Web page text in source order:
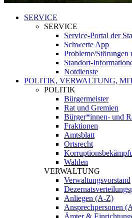
SERVICE
SERVICE
Service-Portal der
Schwerte App
Probleme/Störungen
Standort-
Notdienste
POLITIK, VERWALTUNG,
POLITIK
Bürgermeister
Rat und Gremien
Bürger*innen- und
Fraktionen
Amtsblatt
Ortsrecht
Wahlen
VERWALTUNG
Verwaltungsvorstand
Anliegen (A-Z)
Ansprechpersonen